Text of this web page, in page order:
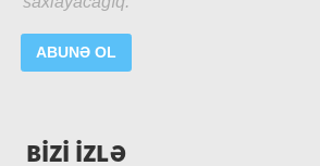
ABUNƏ OL
BIZI IZLƏ